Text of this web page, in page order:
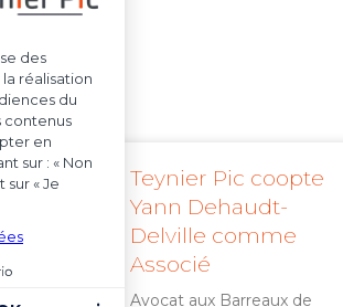
Teynier Pic coopte
Yann Dehaudt-
Delville comme
Associé
Avocat aux Barreaux de